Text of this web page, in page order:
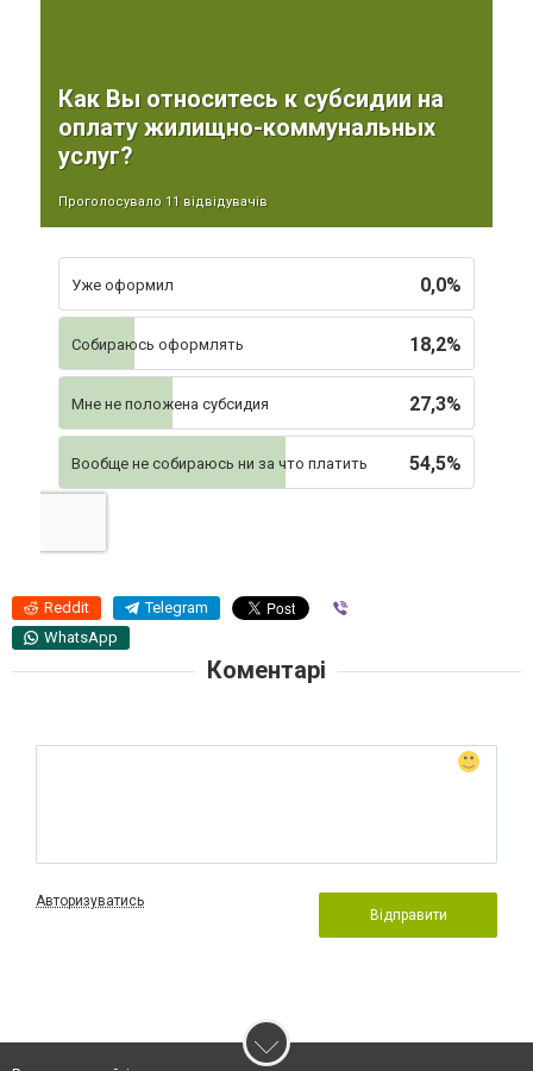
Как Вы относитесь к субсидии на
оплату жилищно-коммунальных
услуг?
Проголосувало 11 відвідувачів
0,0%
Уже оформил
18,2%
Собираюсь оформлять
27,3%
Мне не положена субсидия
54,5%
Вообще не собираюсь ни за что платить
Reddit Telegram
WhatsApp
Коментарі
Авторизуватись
Відправити